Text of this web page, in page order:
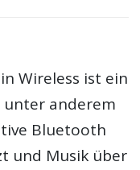
Wireless ist ein
unter anderem
Bluetooth
und Musik über